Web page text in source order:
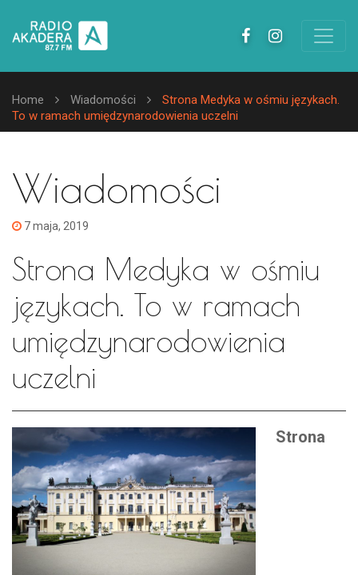
Home Wiadomości
Strona Medyka w ośmiu językach.
To w ramach umiędzynarodowienia uczelni
Wiadomości
7 maja, 2019
Strona Medyka w ośmiu
językach. To w ramach
umiędzynarodowienia
uczelni
Strona